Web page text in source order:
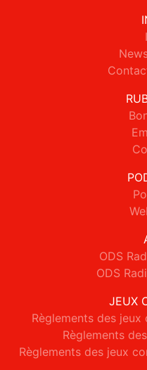
ODS
ODS
JEUX
Règlements des
Règlements
Règlements des jeux